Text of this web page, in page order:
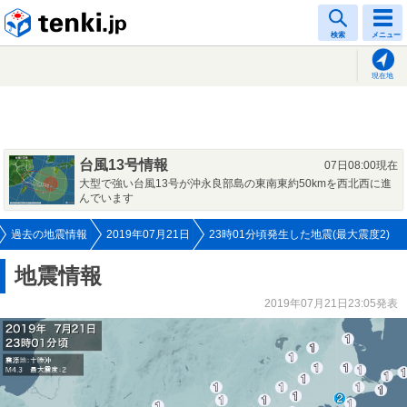
検索 メニュー
現在地
台風13号情報
07日08:00現在
大型で強い台風13号が沖永良部島の東南東約50kmを西北西に進
んでいます
過去の地震情報 2019年07月21日 23時01分頃発生した地震(最大震度2)
地震情報
2019年07月21日23:05発表